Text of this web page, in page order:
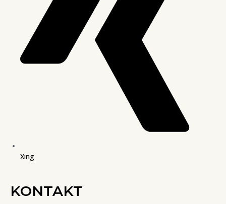
Xing
KONTAKT